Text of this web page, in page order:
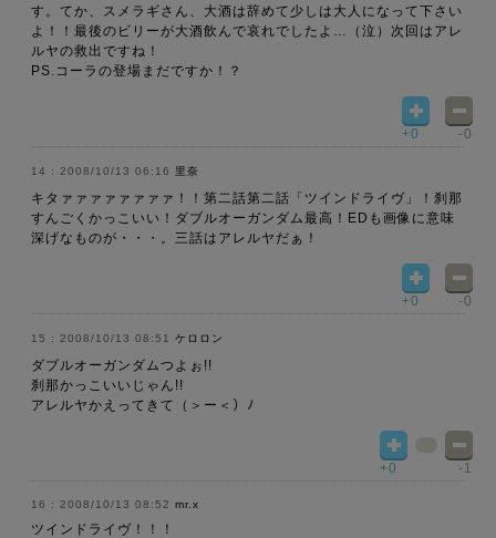
す。てか、スメラギさん、大酒は辞めて少しは大人になって下さい
よ！！最後のビリーが大酒飲んで哀れでしたよ…（泣）次回はアレ
ルヤの救出ですね！
PS.コーラの登場まだですか！？
+0 -0
2008/10/13 06:16 里奈
キタァァァァァァァァ！！第二話第二話「ツインドライヴ」！刹那
すんごくかっこいい！ダブルオーガンダム最高！EDも画像に意味
深げなものが・・・。三話はアレルヤだぁ！
+0 -0
2008/10/13 08:51 ケロロン
ダブルオーガンダムつよぉ!!
刹那かっこいいじゃん!!
アレルヤかえってきて（＞ー＜）ﾉ
+0 -1
2008/10/13 08:52 mr.x
ツインドライヴ！！！